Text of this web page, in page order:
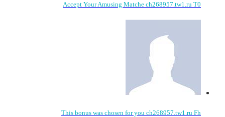
Accept Your Amusing Matche ch268957.tw1.ru T0
This bonus was chosen for you ch268957.tw1.ru Fh